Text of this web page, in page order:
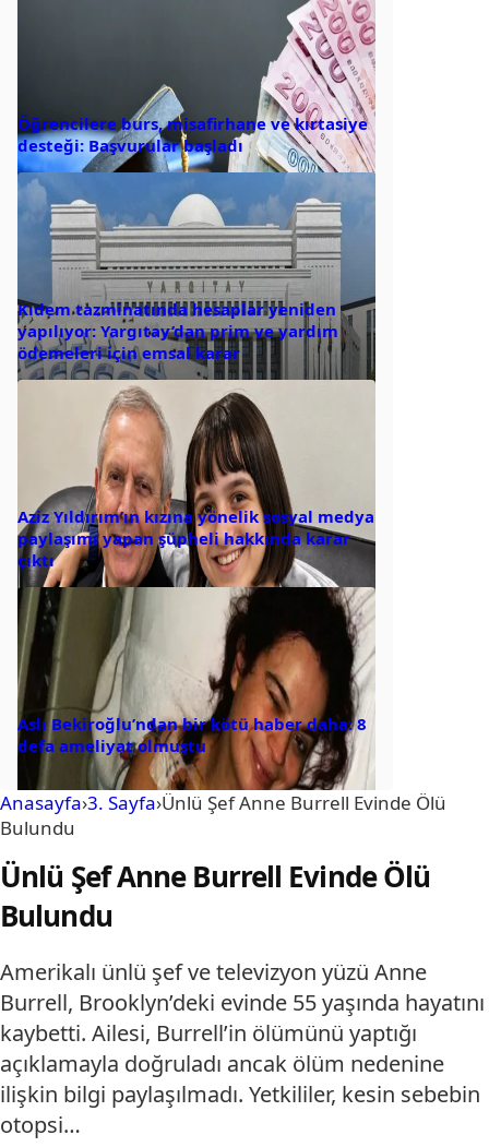
Öğrencilere burs, misafirhane ve kırtasiye
desteği: Başvurular başladı
Kıdem tazminatında hesaplar yeniden
yapılıyor: Yargıtay’dan prim ve yardım
ödemeleri için emsal karar
Aziz Yıldırım’ın kızına yönelik sosyal medya
paylaşımı yapan şüpheli hakkında karar
çıktı
Aslı Bekiroğlu’ndan bir kötü haber daha: 8
defa ameliyat olmuştu
Anasayfa›3. Sayfa›Ünlü Şef Anne Burrell Evinde Ölü
Bulundu
Ünlü Şef Anne Burrell Evinde Ölü
Bulundu
Amerikalı ünlü şef ve televizyon yüzü Anne
Burrell, Brooklyn’deki evinde 55 yaşında hayatını
kaybetti. Ailesi, Burrell’in ölümünü yaptığı
açıklamayla doğruladı ancak ölüm nedenine
ilişkin bilgi paylaşılmadı. Yetkililer, kesin sebebin
otopsi…